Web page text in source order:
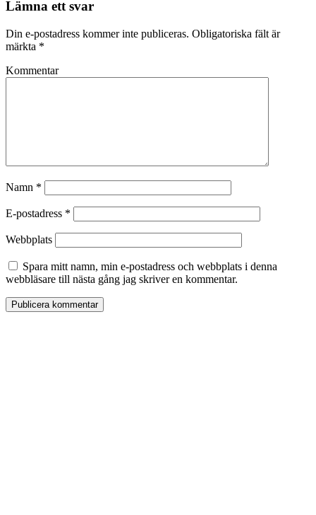
Lämna ett svar
Din e-postadress kommer inte publiceras. Obligatoriska fält är
märkta *
Kommentar
Namn *
E-postadress *
Webbplats
Spara mitt namn, min e-postadress och webbplats i denna
webbläsare till nästa gång jag skriver en kommentar.